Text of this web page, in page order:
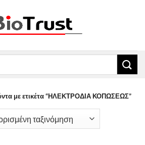
με ετικέτα “ΗΛΕΚΤΡΟΔΙΑ ΚΟΠΩΣΕΩΣ”